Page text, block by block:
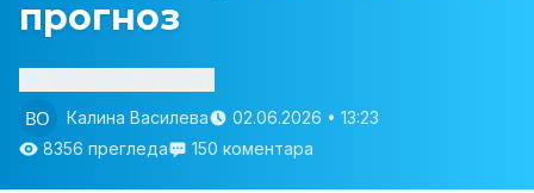
прогноз
Калина Василева
02.06.2026 • 13:23
8356 прегледа
150 коментара